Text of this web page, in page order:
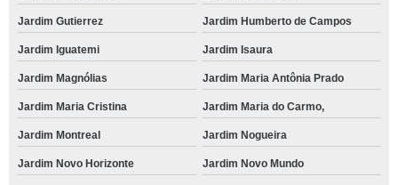
Jardim Gutierrez Jardim Humberto de Campos
Jardim Iguatemi Jardim Isaura
Jardim Magnólias Jardim Maria Antônia Prado
Jardim Maria Cristina Jardim Maria do Carmo,
Jardim Montreal Jardim Nogueira
Jardim Novo Horizonte Jardim Novo Mundo